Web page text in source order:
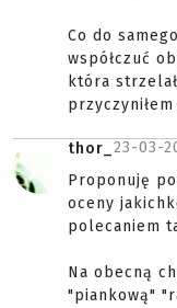
Co do
współczuć
która
thor_ 23-03-
Proponuję
oceny
polecaniem
Na obecną
"piankową"